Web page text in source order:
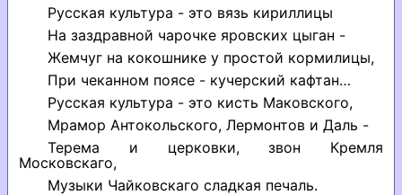
Русская культура - это вязь кириллицы
На заздравной чарочке яровских цыган -
Жемчуг на кокошнике у простой кормилицы,
При чеканном поясе - кучерский кафтан…
Русская культура - это кисть Маковского,
Мрамор Антокольского, Лермонтов и Даль -
Терема и церковки, звон Кремля
Московскаго,
Музыки Чайковскаго сладкая печаль.